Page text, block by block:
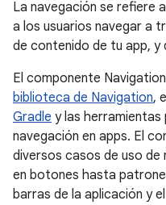
La navegación se refiere
a los usuarios navegar a
de contenido de tu app, y
El componente
biblioteca de Navigation,
Gradle y las herramientas
navegación en apps. El
diversos casos de uso de
en botones hasta
barras de la aplicación y